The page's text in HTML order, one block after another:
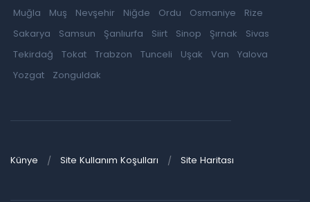
Muğla
Muş Nevşehir Niğde Ordu Osmaniye
Rize
Sakarya
Samsun Şanlıurfa Siirt Sinop Şırnak
Sivas
Tekirdağ
Tokat Trabzon Tunceli Uşak Van
Yalova
Yozgat
Zonguldak
Künye Site Kullanım Koşulları Site Haritası